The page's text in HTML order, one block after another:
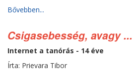
Bővebben...
Csigasebesség, avagy ...
Internet a tanórás - 14 éve
Írta: Prievara Tibor